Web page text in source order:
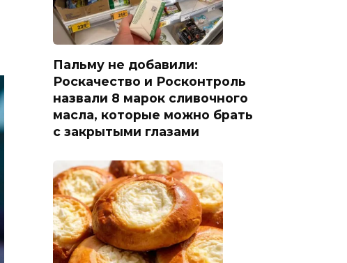
Пальму не добавили:
Роскачество и Росконтроль
назвали 8 марок сливочного
масла, которые можно брать
с закрытыми глазами